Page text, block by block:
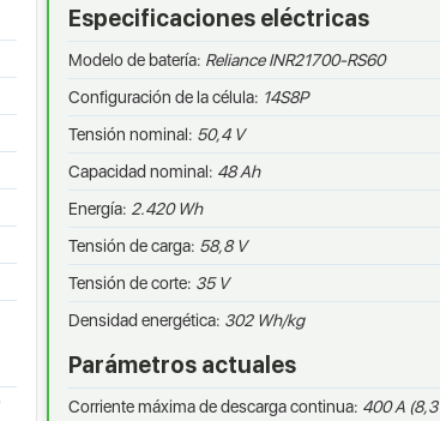
Especificaciones eléctricas
Modelo de batería: Reliance INR21700-RS60
Configuración de la célula: 14S8P
Tensión nominal: 50,4 V
Capacidad nominal: 48 Ah
Energía: 2.420 Wh
Tensión de carga: 58,8 V
Tensión de corte: 35 V
Densidad energética: 302 Wh/kg
Parámetros actuales
Corriente máxima de descarga continua: 400 A (8,3